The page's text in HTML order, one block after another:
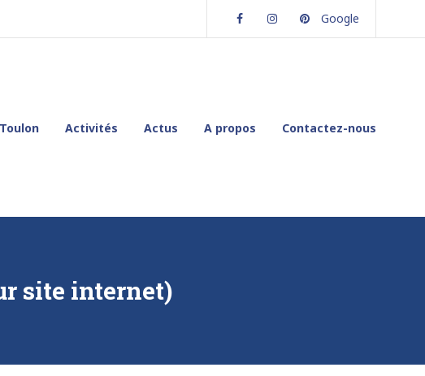
FacebookInstagramPinterest
Google
Activités Actus A propos Contactez-nous
site internet)